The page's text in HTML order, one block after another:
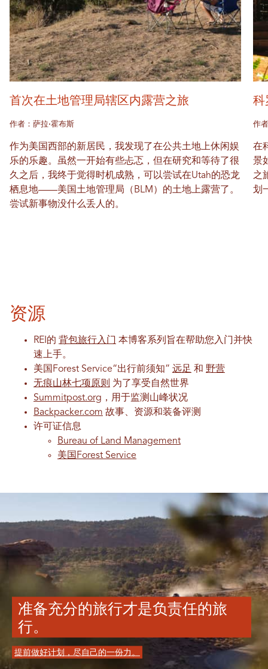
首次在土地管理局辖区内露营之旅
作者：萨拉·霍布斯
作为美国西部的新居民，我发现了在公共土地上休闲娱
乐的乐趣。虽然一开始有些忐忑，但在研究和等待了很
久之后，我终于觉得时机成熟，可以尝试在Utah的恐龙
栖息地——美国土地管理局（BLM）的土地上露营了。
尝试新事物没什么丢人的。
科
作
在
景
之
划
资源
REI的 背包旅行入门
本博客系列旨在帮助您入门并快
速上手。
美国Forest Service“出行前须知” 远足 和 野营
无痕山林七项原则 为了享受自然世界
Summitpost.org ，用于监测山峰状况
Backpacker.com 故事、资源和装备评测
许可证信息
Bureau of Land Management
美国Forest Service
准备充分的旅行才是负责任的旅
行。
提前做好计划，尽自己的一份力。